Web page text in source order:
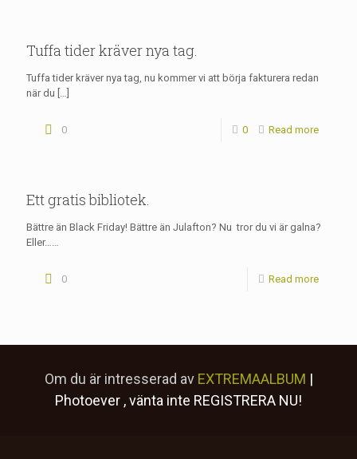
Tuffa tider kräver nya tag.
Tuffa tider kräver nya tag, nu kommer vi att börja fakturera redan
när du […]
0 0 Read more
Ett gratis bibliotek.
Bättre än Black Friday! Bättre än Julafton? Nu tror du vi är galna?
Eller……
0 Read more
Om du är intresserad av EXTREMAALBUM |
Photoever , vänta inte REGISTRERA NU!